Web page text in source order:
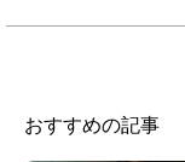
おすすめの記事